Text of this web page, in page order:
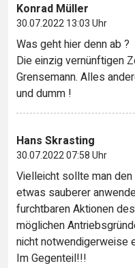
Konrad Müller
30.07.2022 13:03 Uhr
Was geht hier denn ab ?
Die einzig vernünftigen
Grensemann. Alles
und dumm !
Hans Skrasting
30.07.2022 07:58 Uhr
Vielleicht sollte man
etwas sauberer
furchtbaren Aktionen
möglichen
nicht notwendigerweise
Im Gegenteil!!!